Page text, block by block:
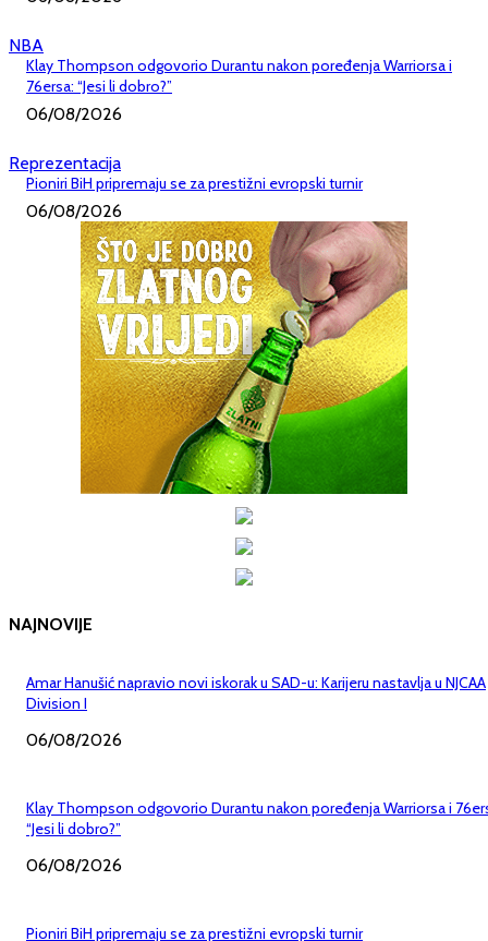
NBA
Klay Thompson odgovorio Durantu nakon poređenja Warriorsa i
76ersa: “Jesi li dobro?”
06/08/2026
Reprezentacija
Pioniri BiH pripremaju se za prestižni evropski turnir
06/08/2026
NAJNOVIJE
Amar Hanušić napravio novi iskorak u SAD-u: Karijeru nastavlja u NJCAA
Division I
06/08/2026
Klay Thompson odgovorio Durantu nakon poređenja Warriorsa i
“Jesi li dobro?”
06/08/2026
Pioniri BiH pripremaju se za prestižni evropski turnir